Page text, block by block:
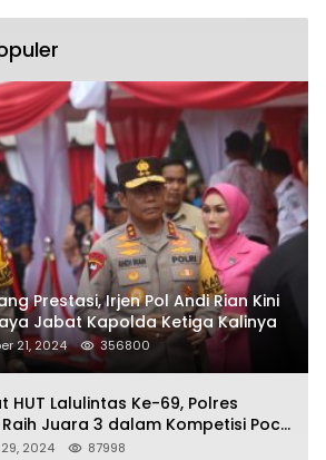
Prestasi, Irjen Pol Andi Rian Kini
Jabat Kapolda Ketiga Kalinya
21, 2024 356800
HUT Lalulintas Ke-69, Polres
Juara 3 dalam Kompetisi Pocil
2024 87998